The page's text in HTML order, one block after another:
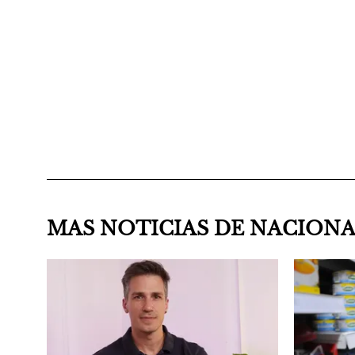
MAS NOTICIAS DE